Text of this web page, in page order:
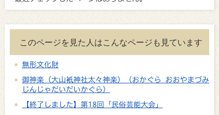
このページを見た人はこんなページも見ています
無形文化財
御神楽（大山衹神社太々神楽）（おかぐら おおやまづみ
じんじゃだいだいかぐら）
【終了しました】第18回「民俗芸能大会」